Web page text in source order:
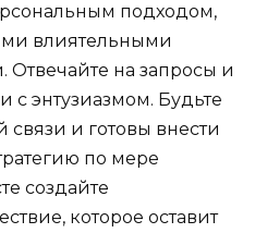
подходом,
влиятельными
на запросы и
с энтузиазмом. Будьте
связи и готовы внести
по мере
создайте
которое оставит